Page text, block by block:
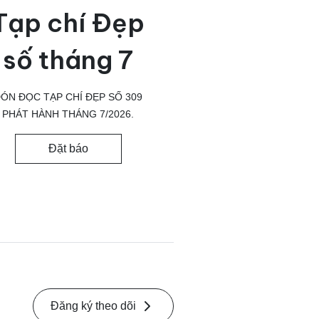
chí Đẹp
số tháng 7
ĐỌC TẠP CHÍ ĐẸP SỐ 309
PHÁT HÀNH THÁNG 7/2026.
Đặt báo
Đăng ký theo dõi